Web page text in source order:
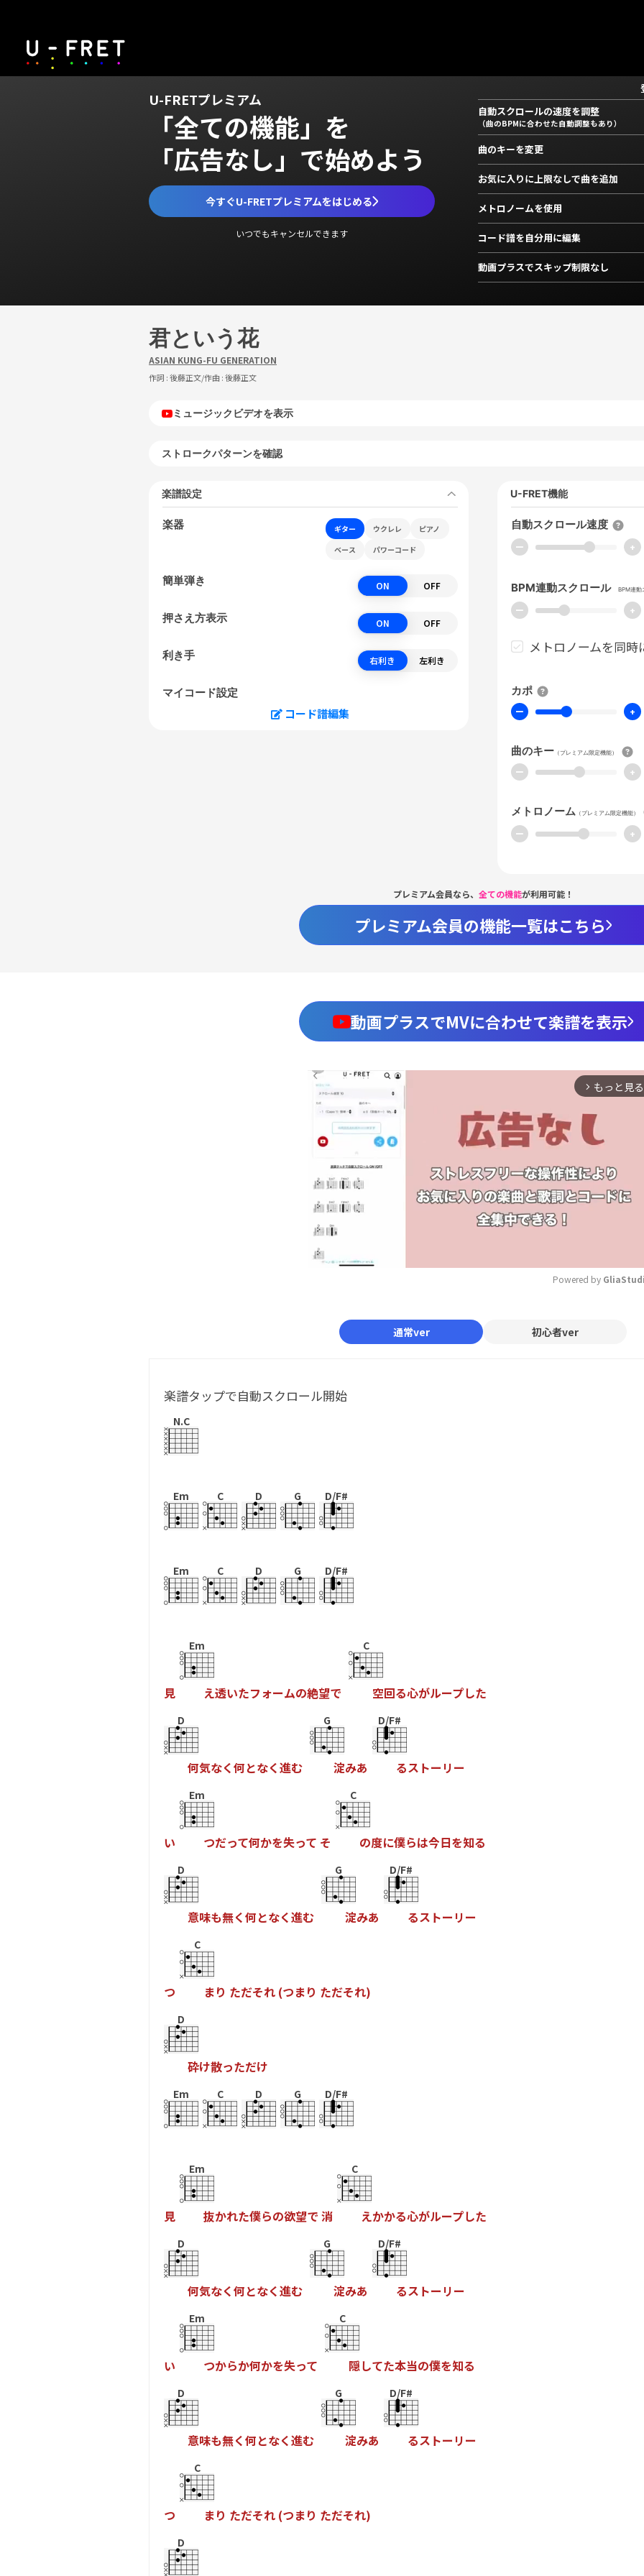
U-FRETプレミアム
「全ての機能」を
「広告なし」で始めよう
今すぐU-FRETプレミアムをはじめる
いつでもキャンセルできます
自動スクロールの速度を調整
（曲のBPMに合わせた自動調整もあり）
曲のキーを変更
お気に入りに上限なしで曲を追加
メトロノームを使用
コード譜を自分用に編集
動画プラスでスキップ制限なし
君という花
ASIAN KUNG-FU GENERATION
作詞 :後藤正文/作曲 :後藤正文
ミュージックビデオを表示
ストロークパターンを確認
楽譜設定
楽器 ギター ウクレレ
ピアノ
ベース
パワーコード
簡単弾き ON OFF
押さえ方表示 ON OFF
利き手 右利き 左利き
マイコード設定
コード譜編集
U-FRET機能
自動スクロール速度
ー +
BPM連動スクロール BPM連動
ー +
メトロノームを同時
カポ
ー +
曲のキー （プレミアム限定機能）
ー +
メトロノーム （プレミアム限定機能）
ー +
プレミアム会員なら、 全ての機能が利用可能！
プレミアム会員の機能一覧はこちら
動画プラスでMVに合わせて楽譜を表示
arrow_forward_ios もっと見る
Powered by
通常ver 初心者ver
楽譜タップで自動スクロール開始
N.C
Em C D G D/F#
Em C D G D/F#
見
Em
え透いたフォームの絶望で
C
空回る心がループした
D
何気なく何となく進む
G
淀みあ
D/F#
るス トー リー
い
Em
つだって何かを失って そ
C
の度に僕らは今日を知る
D
意味も無く何となく進む
G
淀みあ
D/F#
るス トー リー
つ
C
まり ただそれ (つまり ただそれ)
D
砕け散っただけ
Em C D G D/F#
見
Em
抜かれた僕らの欲望で 消
C
えかかる心がループした
D
何気なく何となく進む
G
淀みあ
D/F#
るス トー リー
い
Em
つからか何かを失って
C
隠してた本当の僕を知る
D
意味も無く何となく進む
G
淀みあ
D/F#
るス トー リー
つ
C
まり ただそれ (つまり ただそれ)
D